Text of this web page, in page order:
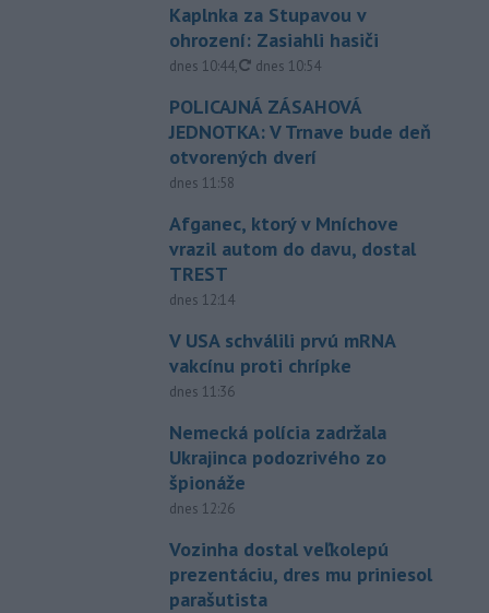
Kaplnka za Stupavou v
ohrození: Zasiahli hasiči
dnes 10:44, aktualizované
dnes 10:54
POLICAJNÁ ZÁSAHOVÁ
JEDNOTKA: V Trnave bude deň
otvorených dverí
dnes 11:58
Afganec, ktorý v Mníchove
vrazil autom do davu, dostal
TREST
dnes 12:14
V USA schválili prvú mRNA
vakcínu proti chrípke
dnes 11:36
Nemecká polícia zadržala
Ukrajinca podozrivého zo
špionáže
dnes 12:26
Vozinha dostal veľkolepú
prezentáciu, dres mu priniesol
parašutista